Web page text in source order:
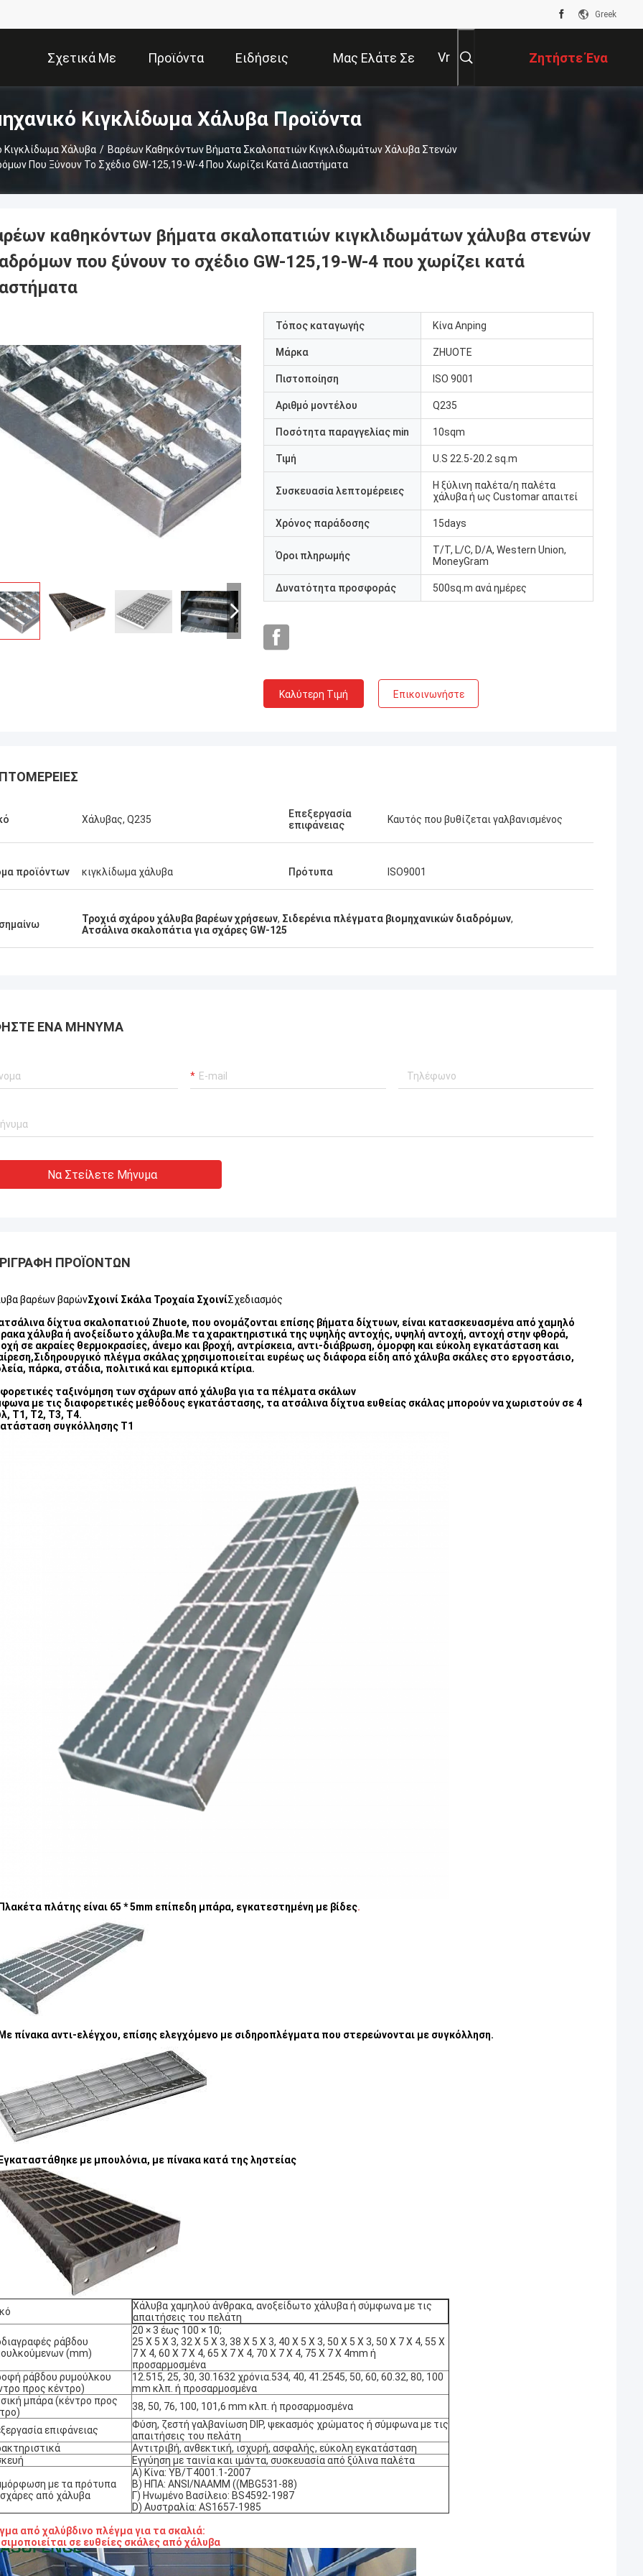
Greek
Σχετικά Με
Εμάς
Προϊόντα Ειδήσεις Μας Ελάτε Σε
Επαφή Με
Vr Ζητήστε Ένα
Απόσπασμα
Κιγκλίδωμα Χάλυβα Προϊόντα
Κιγκλίδωμα Χάλυβα / Βαρέων Καθηκόντων Βήματα Σκαλοπατιών Κιγκλιδωμάτων Χάλυβα Στενών
Που Ξύνουν Το Σχέδιο GW-125,19-W-4 Που Χωρίζει Κατά Διαστήματα
Andy Simpson
αυτόν τον προμηθευτή κιγκλιδωμάτων
και ήταν επίσης ένα από τα τοπ τοπικά
εργοστάσια κιγκλιδωμάτων.
καθηκόντων βήματα σκαλοπατιών κιγκλιδωμάτων χάλυβα στενών
που ξύνουν το σχέδιο GW-125,19-W-4 που χωρίζει κατά
Τόπος καταγωγής Κίνα Anping
Μάρκα ZHUOTE
Πιστοποίηση ISO 9001
Αριθμό μοντέλου Q235
Ποσότητα παραγγελίας min 10sqm
Τιμή U.S 22.5-20.2 sq.m
Συσκευασία λεπτομέρειες
Η ξύλινη παλέτα/η παλέτα
χάλυβα ή ως Customar απαιτεί
Χρόνος παράδοσης 15days
Όροι πληρωμής
T/T, L/C, D/A, Western Union,
MoneyGram
Δυνατότητα προσφοράς 500sq.m ανά ημέρες
Καλύτερη Τιμή Επικοινωνήστε
Χάλυβας, Q235
Επεξεργασία
επιφάνειας
Καυτός που βυθίζεται γαλβανισμένος
προϊόντων κιγκλίδωμα χάλυβα Πρότυπα ISO9001
Τροχιά σχάρου χάλυβα βαρέων χρήσεων, Σιδερένια πλέγματα βιομηχανικών διαδρόμων,
Ατσάλινα σκαλοπάτια για σχάρες GW-125
ΈΝΑ ΜΉΝΥΜΑ
Να Στείλετε Μήνυμα
ΠΡΟΪΌΝΤΩΝ
βαρέων βαρώνΣχοινί Σκάλα Τροχαία ΣχοινίΣχεδιασμός
δίχτυα σκαλοπατιού Zhuote, που ονομάζονται επίσης βήματα δίχτυων, είναι κατασκευασμένα από χαμηλό
χάλυβα ή ανοξείδωτο χάλυβα.Με τα χαρακτηριστικά της υψηλής αντοχής, υψηλή αντοχή, αντοχή στην φθορά,
σε ακραίες θερμοκρασίες, άνεμο και βροχή, αντρίσκεια, αντι-διάβρωση, όμορφη και εύκολη εγκατάσταση και
πλέγμα σκάλας χρησιμοποιείται ευρέως ως διάφορα είδη από χάλυβα σκάλες στο εργοστάσιο,
πάρκα, στάδια, πολιτικά και εμπορικά κτίρια.
ταξινόμηση των σχάρων από χάλυβα για τα πέλματα σκάλων
με τις διαφορετικές μεθόδους εγκατάστασης, τα ατσάλινα δίχτυα ευθείας σκάλας μπορούν να χωριστούν σε 4
T1, T2, T3, T4.
συγκόλλησης Τ1
πλάτης είναι 65 * 5mm επίπεδη μπάρα, εγκατεστημένη με βίδες.
πίνακα αντι-ελέγχου, επίσης ελεγχόμενο με σιδηροπλέγματα που στερεώνονται με συγκόλληση.
με μπουλόνια, με πίνακα κατά της ληστείας
Χάλυβα χαμηλού άνθρακα, ανοξείδωτο χάλυβα ή σύμφωνα με τις
απαιτήσεις του πελάτη
ράβδου
(mm)
20 × 3 έως 100 × 10;
25 X 5 X 3, 32 X 5 X 3, 38 X 5 X 3, 40 X 5 X 3, 50 X 5 X 3, 50 X 7 X 4, 55 X
7 X 4, 60 X 7 X 4, 65 X 7 X 4, 70 X 7 X 4, 75 X 7 X 4mm ή
προσαρμοσμένα
ράβδου ρυμούλκου
προς κέντρο)
12.515, 25, 30, 30.1632 χρόνια.534, 40, 41.2545, 50, 60, 60.32, 80, 100
mm κλπ. ή προσαρμοσμένα
μπάρα (κέντρο προς
38, 50, 76, 100, 101,6 mm κλπ. ή προσαρμοσμένα
επιφάνειας
Φύση, ζεστή γαλβανίωση DIP, ψεκασμός χρώματος ή σύμφωνα με τις
απαιτήσεις του πελάτη
Αντιτριβή, ανθεκτική, ισχυρή, ασφαλής, εύκολη εγκατάσταση
Εγγύηση με ταινία και ιμάντα, συσκευασία από ξύλινα παλέτα
με τα πρότυπα
σχάρες από χάλυβα
Α) Κίνα: YB/T4001.1-2007
Β) ΗΠΑ: ANSI/NAAMM ((MBG531-88)
Γ) Ηνωμένο Βασίλειο: BS4592-1987
D) Αυστραλία: AS1657-1985
από χαλύβδινο πλέγμα για τα σκαλιά:
σε ευθείες σκάλες από χάλυβα